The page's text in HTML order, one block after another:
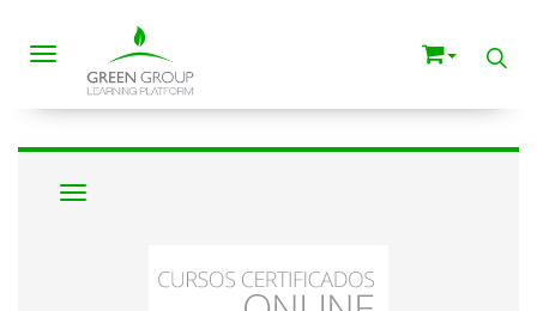
Toggle navigation
Navigation ein-/ausblenden